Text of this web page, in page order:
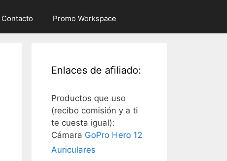
Contacto Promo Workspace
Enlaces de afiliado:
Productos que uso
(recibo comisión y a ti
te cuesta igual):
Cámara GoPro Hero 12
Auriculares